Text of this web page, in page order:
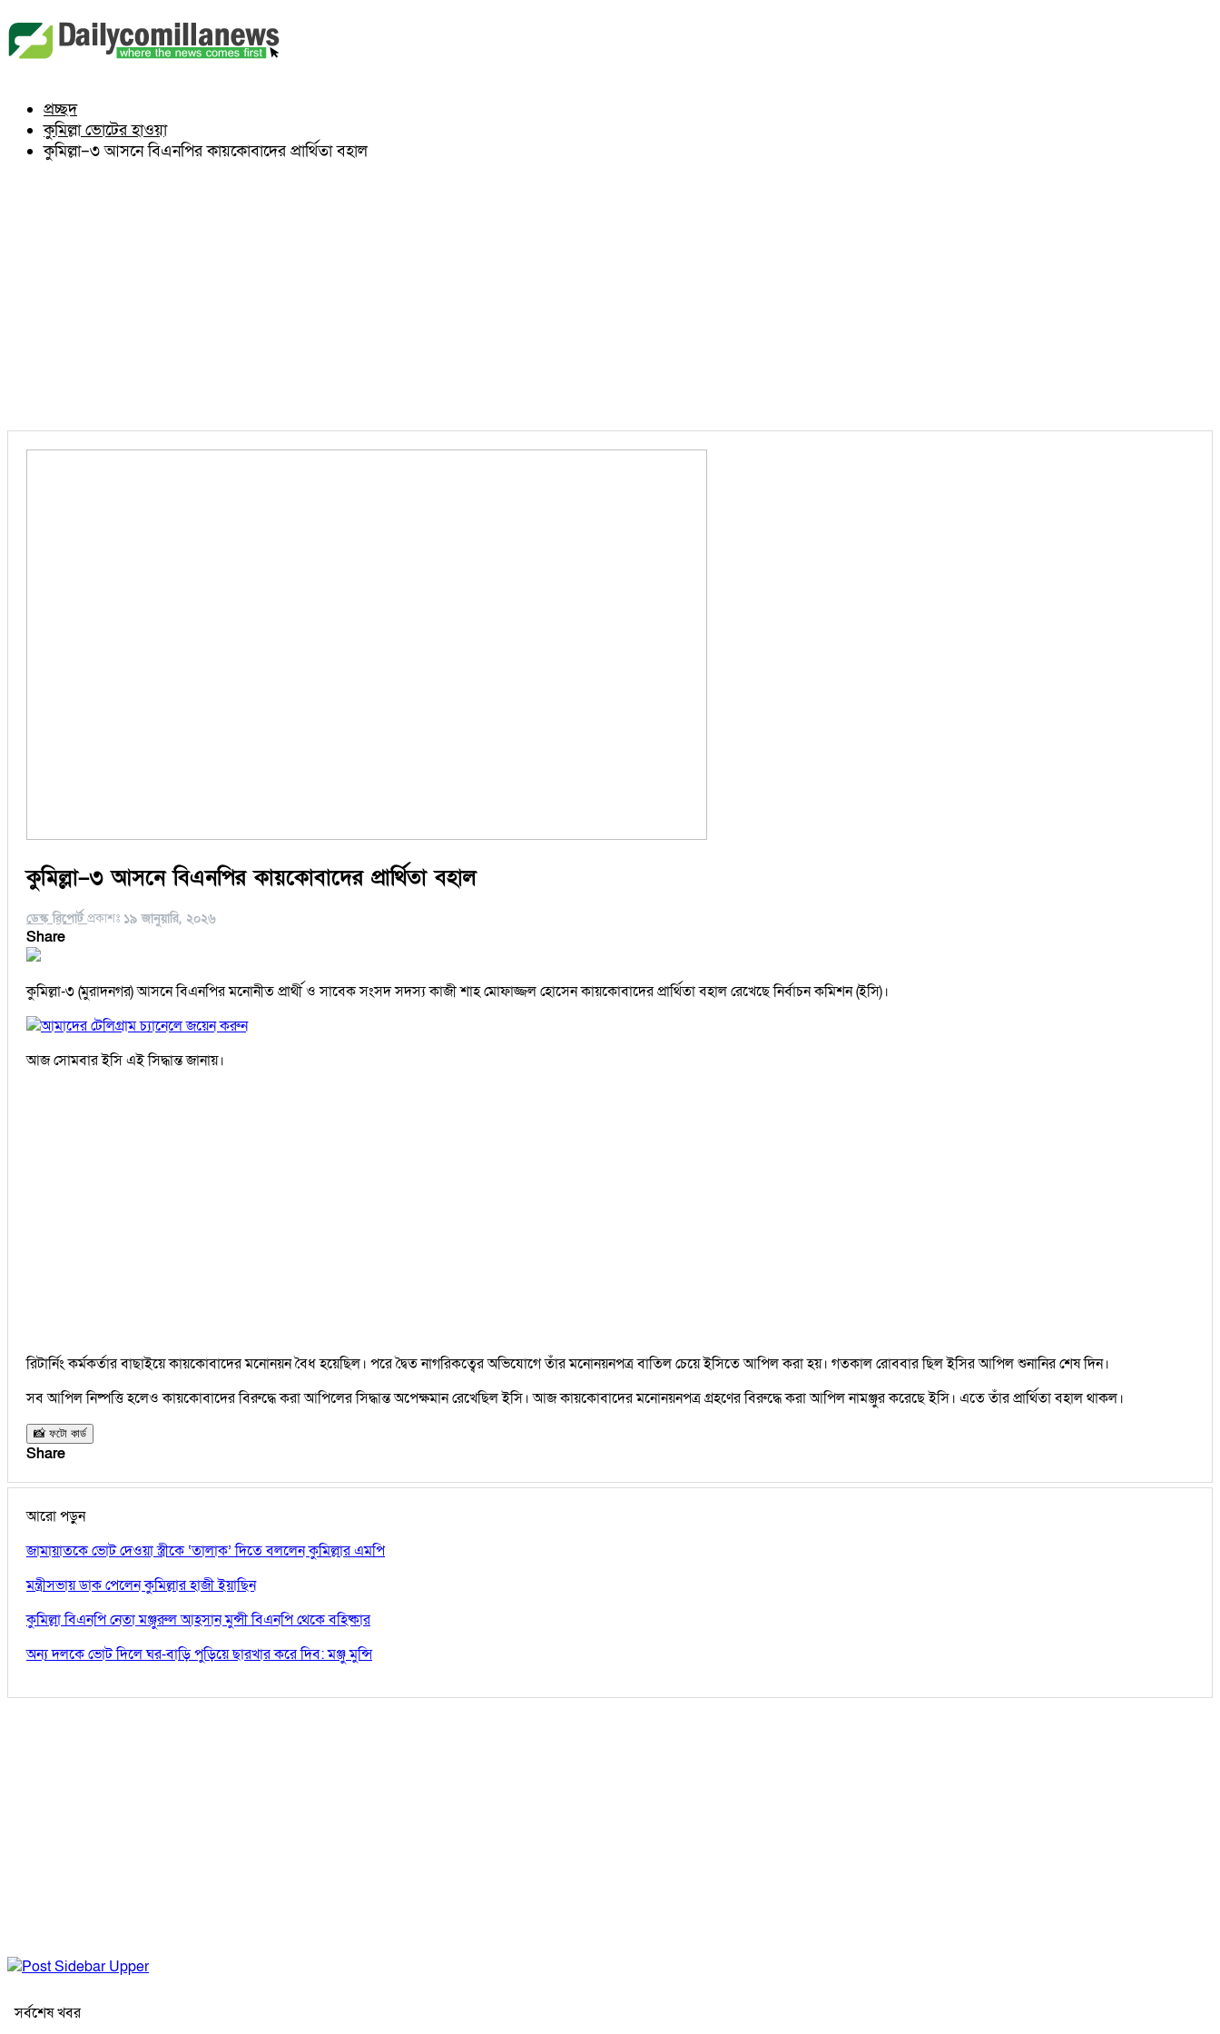
ব্রাহ্মণপাড়া
লাকসাম
বরুড়া
লালমাই
প্রচ্ছদ
কুমিল্লা ভোটের হাওয়া
কুমিল্লা–৩ আসনে বিএনপির কায়কোবাদের প্রার্থিতা বহাল
কুমিল্লা–৩ আসনে বিএনপির কায়কোবাদের প্রার্থিতা বহাল
ডেস্ক রিপোর্ট প্রকাশঃ ১৯ জানুয়ারি, ২০২৬
Share
কুমিল্লা-৩ (মুরাদনগর) আসনে বিএনপির মনোনীত প্রার্থী ও সাবেক সংসদ সদস্য কাজী শাহ মোফাজ্জল হোসেন কায়কোবাদের প্রার্থিতা বহাল রেখেছে নির্বাচন কমিশন (ইসি)।
আমাদের টেলিগ্রাম চ্যানেলে জয়েন করুন
আজ সোমবার ইসি এই সিদ্ধান্ত জানায়।
রিটার্নিং কর্মকর্তার বাছাইয়ে কায়কোবাদের মনোনয়ন বৈধ হয়েছিল। পরে দ্বৈত নাগরিকত্বের অভিযোগে তাঁর মনোনয়নপত্র বাতিল চেয়ে ইসিতে আপিল করা হয়। গতকাল রোববার ছিল ইসির আপিল শুনানির শেষ দিন।
সব আপিল নিষ্পত্তি হলেও কায়কোবাদের বিরুদ্ধে করা আপিলের সিদ্ধান্ত অপেক্ষমান রেখেছিল ইসি। আজ কায়কোবাদের মনোনয়নপত্র গ্রহণের বিরুদ্ধে করা আপিল নামঞ্জুর করেছে ইসি। এতে তাঁর প্রার্থিতা বহাল থাকল।
📸 ফটো কার্ড
Share
আরো পড়ুন
জামায়াতকে ভোট দেওয়া স্ত্রীকে ‘তালাক’ দিতে বললেন কুমিল্লার এমপি
মন্ত্রীসভায় ডাক পেলেন কুমিল্লার হাজী ইয়াছিন
কুমিল্লা বিএনপি নেতা মঞ্জুরুল আহসান মুন্সী বিএনপি থেকে বহিষ্কার
অন্য দলকে ভোট দিলে ঘর-বাড়ি পুড়িয়ে ছারখার করে দিব: মঞ্জু মুন্সি
সর্বশেষ খবর